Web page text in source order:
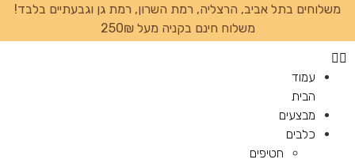
משלוחים בתל אביב, הרצליה, רמת השרון, רמת גן וגבעתיים בלבד!
משלוח חינם בקניה מעל 250₪
עמוד
הבית
מבצעים
כלבים
חטיפים